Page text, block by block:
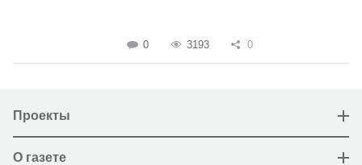
0 3193 0
Проекты
О газете